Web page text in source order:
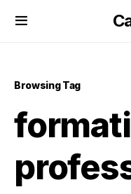
Browsing Tag